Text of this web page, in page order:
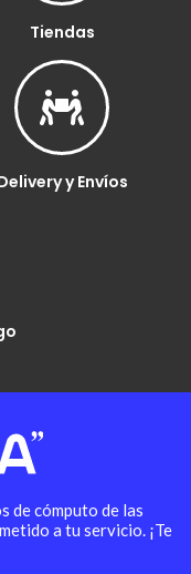
Tiendas
y Envíos
de cómputo de las
a tu servicio. ¡Te